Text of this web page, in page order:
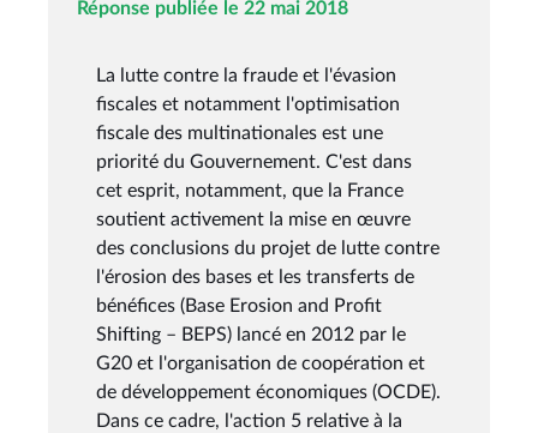
Réponse publiée le 22 mai 2018
La lutte contre la fraude et l'évasion
fiscales et notamment l'optimisation
fiscale des multinationales est une
priorité du Gouvernement. C'est dans
cet esprit, notamment, que la France
soutient activement la mise en œuvre
des conclusions du projet de lutte contre
l'érosion des bases et les transferts de
bénéfices (Base Erosion and Profit
Shifting – BEPS) lancé en 2012 par le
G20 et l'organisation de coopération et
de développement économiques (OCDE).
Dans ce cadre, l'action 5 relative à la